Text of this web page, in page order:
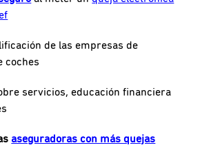
de las empresas de
coches
servicios, educación financiera
aseguradoras con más quejas